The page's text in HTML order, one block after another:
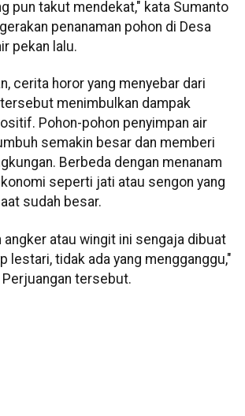
pun takut mendekat," kata Sumanto
penanaman pohon di Desa
pekan lalu.
cerita horor yang menyebar dari
menimbulkan dampak
Pohon-pohon penyimpan air
semakin besar dan memberi
Berbeda dengan menanam
seperti jati atau sengon yang
sudah besar.
angker atau wingit ini sengaja dibuat
lestari, tidak ada yang mengganggu,"
tersebut.